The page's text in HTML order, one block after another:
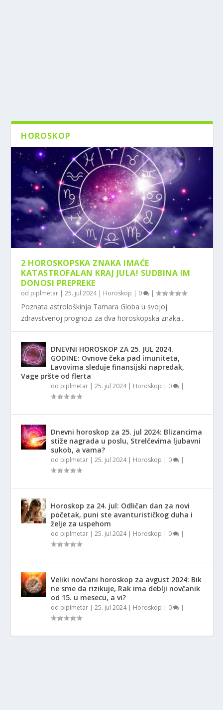
HOROSKOP
2 HOROSKOPSKA ZNAKA IMAĆE
KATASTROFALAN KRAJ JULA! SUDBINA IM
DONOSI PREPREKE
od piplmetar |25. jul 2024| Horoskop | 0 |
Poznata astrološkinja Tamara Globa u svojoj
zdravstvenoj prognozi za dva horoskopska znaka...
DNEVNI HOROSKOP ZA 25. JUL 2024.
GODINE: Ovnove čeka pad imuniteta,
Lavovima sleduje finansijski napredak,
Vage pršte od flerta
od piplmetar |25. jul 2024| Horoskop | 0 |
Dnevni horoskop za 25. jul 2024: Blizancima
stiže nagrada u poslu, Strelčevima ljubavni
sukob, a vama?
od piplmetar |25. jul 2024| Horoskop | 0 |
Horoskop za 24. jul: Odličan dan za novi
početak, puni ste avanturističkog duha i
želje za uspehom
od piplmetar |25. jul 2024| Horoskop | 0 |
Veliki novčani horoskop za avgust 2024: Bik
ne sme da rizikuje, Rak ima deblji novčanik
od 15. u mesecu, a vi?
od piplmetar |25. jul 2024| Horoskop | 0 |